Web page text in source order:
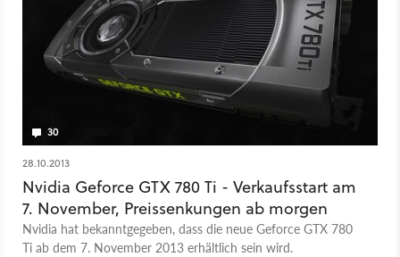
30
28.10.2013
Nvidia Geforce GTX 780 Ti - Verkaufsstart am
7. November, Preissenkungen ab morgen
Nvidia hat bekanntgegeben, dass die neue Geforce GTX 780
Ti ab dem 7. November 2013 erhältlich sein wird.